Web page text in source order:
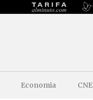
Economia CNE